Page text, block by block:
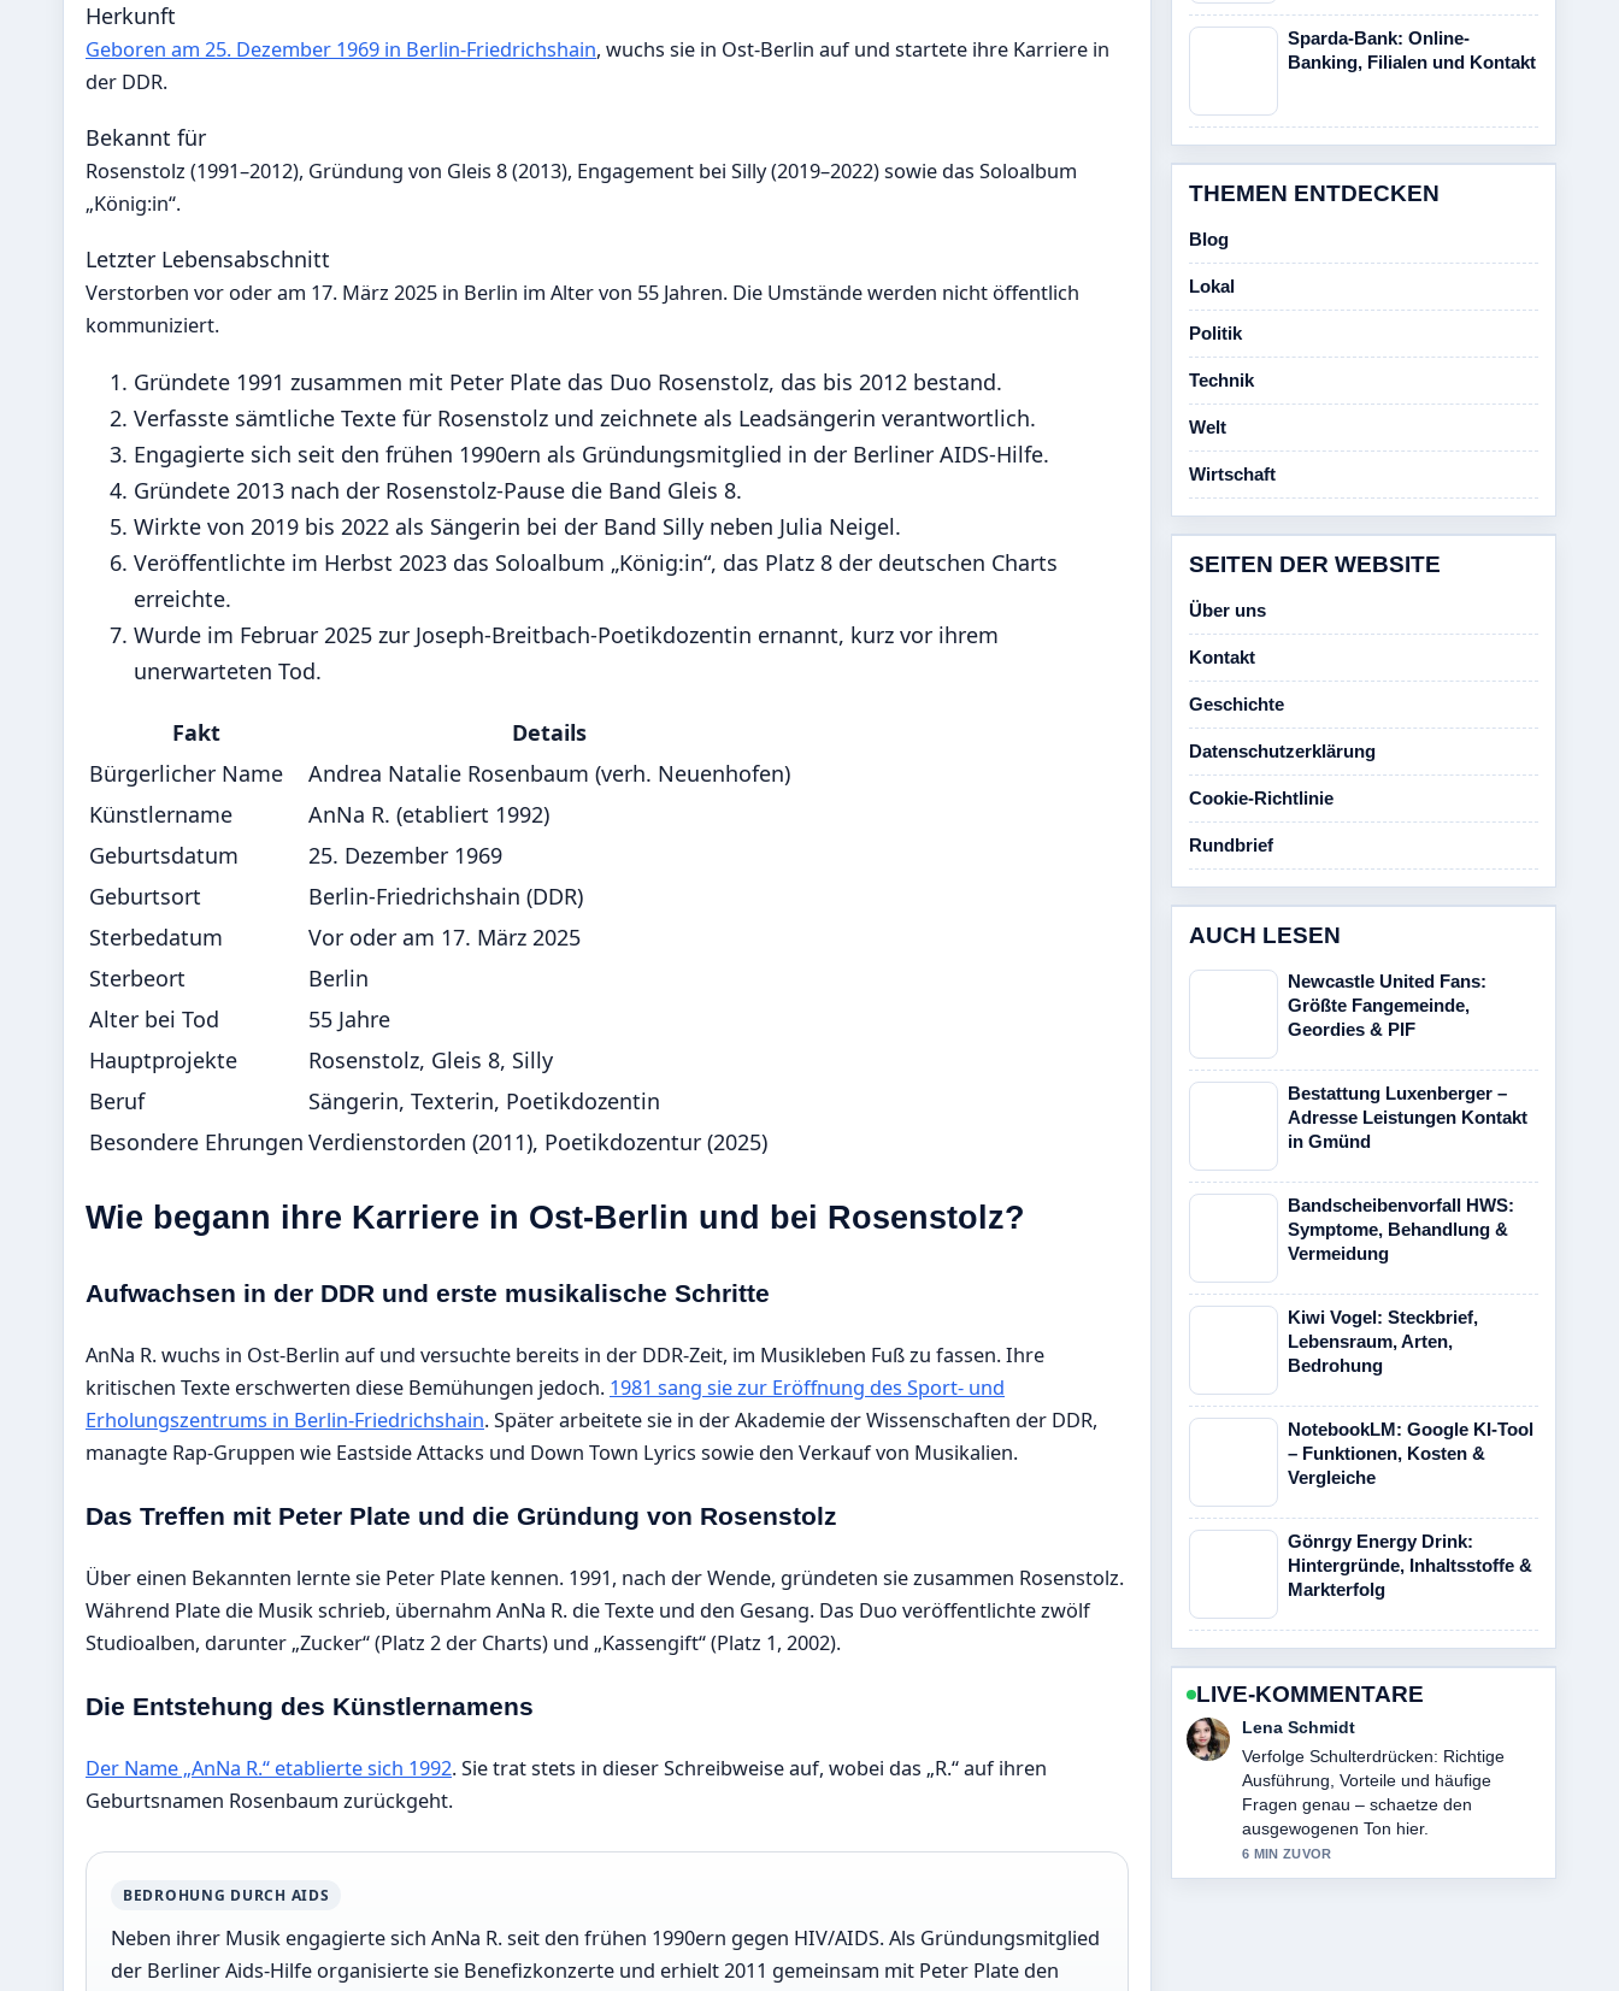
Herkunft
Geboren am 25. Dezember 1969 in Berlin-Friedrichshain, wuchs sie in Ost-Berlin auf und startete ihre Karriere in
der DDR.
Bekannt für
Rosenstolz (1991–2012), Gründung von Gleis 8 (2013), Engagement bei Silly (2019–2022) sowie das Soloalbum
„König:in“.
Letzter Lebensabschnitt
Verstorben vor oder am 17. März 2025 in Berlin im Alter von 55 Jahren. Die Umstände werden nicht öffentlich
kommuniziert.
Gründete 1991 zusammen mit Peter Plate das Duo Rosenstolz, das bis 2012 bestand.
Verfasste sämtliche Texte für Rosenstolz und zeichnete als Leadsängerin verantwortlich.
Engagierte sich seit den frühen 1990ern als Gründungsmitglied in der Berliner AIDS-Hilfe.
Gründete 2013 nach der Rosenstolz-Pause die Band Gleis 8.
Wirkte von 2019 bis 2022 als Sängerin bei der Band Silly neben Julia Neigel.
Veröffentlichte im Herbst 2023 das Soloalbum „König:in“, das Platz 8 der deutschen Charts
erreichte.
Wurde im Februar 2025 zur Joseph-Breitbach-Poetikdozentin ernannt, kurz vor ihrem
unerwarteten Tod.
Fakt
Details
Bürgerlicher Name
Andrea Natalie Rosenbaum (verh. Neuenhofen)
Künstlername
AnNa R. (etabliert 1992)
Geburtsdatum
25. Dezember 1969
Geburtsort
Berlin-Friedrichshain (DDR)
Sterbedatum
Vor oder am 17. März 2025
Sterbeort
Berlin
Alter bei Tod
55 Jahre
Hauptprojekte
Rosenstolz, Gleis 8, Silly
Beruf
Sängerin, Texterin, Poetikdozentin
Besondere Ehrungen Verdienstorden (2011), Poetikdozentur (2025)
Wie begann ihre Karriere in Ost-Berlin und bei Rosenstolz?
Aufwachsen in der DDR und erste musikalische Schritte
AnNa R. wuchs in Ost-Berlin auf und versuchte bereits in der DDR-Zeit, im Musikleben Fuß zu fassen. Ihre
kritischen Texte erschwerten diese Bemühungen jedoch. 1981 sang sie zur Eröffnung des Sport- und
Erholungszentrums in Berlin-Friedrichshain. Später arbeitete sie in der Akademie der Wissenschaften der DDR,
managte Rap-Gruppen wie Eastside Attacks und Down Town Lyrics sowie den Verkauf von Musikalien.
Das Treffen mit Peter Plate und die Gründung von Rosenstolz
Über einen Bekannten lernte sie Peter Plate kennen. 1991, nach der Wende, gründeten sie zusammen Rosenstolz.
Während Plate die Musik schrieb, übernahm AnNa R. die Texte und den Gesang. Das Duo veröffentlichte zwölf
Studioalben, darunter „Zucker“ (Platz 2 der Charts) und „Kassengift“ (Platz 1, 2002).
Die Entstehung des Künstlernamens
Der Name „AnNa R.“ etablierte sich 1992. Sie trat stets in dieser Schreibweise auf, wobei das „R.“ auf ihren
Geburtsnamen Rosenbaum zurückgeht.
BEDROHUNG DURCH AIDS
Neben ihrer Musik engagierte sich AnNa R. seit den frühen 1990ern gegen HIV/AIDS. Als Gründungsmitglied
der Berliner Aids-Hilfe organisierte sie Benefizkonzerte und erhielt 2011 gemeinsam mit Peter Plate den
Sparda-Bank: Online-
Banking, Filialen und Kontakt
THEMEN ENTDECKEN
Blog
Lokal
Politik
Technik
Welt
Wirtschaft
SEITEN DER WEBSITE
Über uns
Kontakt
Geschichte
Datenschutzerklärung
Cookie-Richtlinie
Rundbrief
AUCH LESEN
Newcastle United Fans:
Größte Fangemeinde,
Geordies & PIF
Bestattung Luxenberger –
Adresse Leistungen Kontakt
in Gmünd
Bandscheibenvorfall HWS:
Symptome, Behandlung &
Vermeidung
Kiwi Vogel: Steckbrief,
Lebensraum, Arten,
Bedrohung
NotebookLM: Google KI-Tool
– Funktionen, Kosten &
Vergleiche
Gönrgy Energy Drink:
Hintergründe, Inhaltsstoffe &
Markterfolg
LIVE-KOMMENTARE
Felix Meyer
Hilfreicher Kontext zu Simon Desue:
Festnahme in Dubai? Alle Infos. Bitte
haltet diesen Liveticker aktuell.
8 MIN ZUVOR